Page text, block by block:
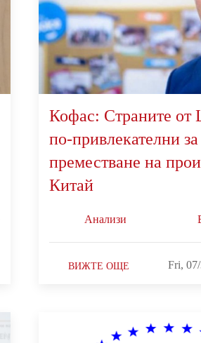
Кофас: Страните от
по-привлекателни за
преместване на
Китай
Анализи
ВИЖТЕ ОЩЕ Fri,